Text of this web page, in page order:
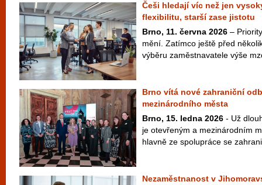
Češi hledají víc než jen
flexibilitu, starší zase jistotu
Brno, 11. června 2026 –
mění. Zatímco ještě před
výběru zaměstnavatele výše
Brno vítá nové zahraniční
mezinárodního města
Brno, 15. ledna 2026 - Už
je otevřeným a mezinárodním
hlavně ze spolupráce se
Nezaměstnanost v